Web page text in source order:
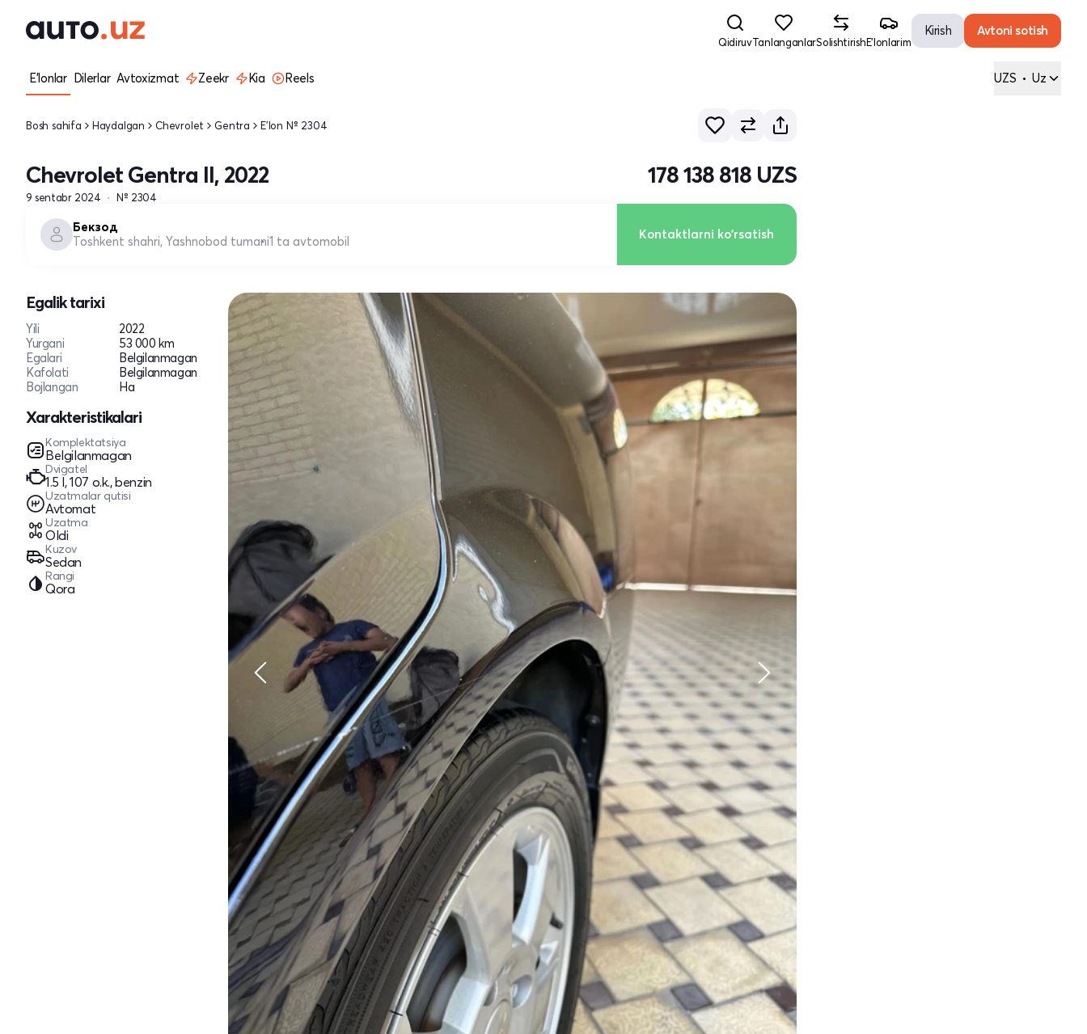
QidiruvTanlanganlarSolishtirishE'lonlarim
Kirish Avtoni sotish
E'lonlar Dilerlar Avtoxizmat Zeekr Kia Reels UZS • Uz
Bosh sahifa Haydalgan Chevrolet Gentra E'lon № 2304
Chevrolet Gentra II, 2022
9 sentabr 2024 № 2304
178 138 818 UZS
Бекзод
Toshkent shahri, Yashnobod tumani1 ta avtomobil Kontaktlarni ko'rsatish
Egalik tarixi
Yili
2022
Yurgani
53 000 km
Egalari
Belgilanmagan
Kafolati
Belgilanmagan
Bojlangan
Ha
Xarakteristikalari
Komplektatsiya
Belgilanmagan
Dvigatel
1.5 l, 107 o.k., benzin
Uzatmalar qutisi
Avtomat
Uzatma
Oldi
Kuzov
Sedan
Rangi
Qora